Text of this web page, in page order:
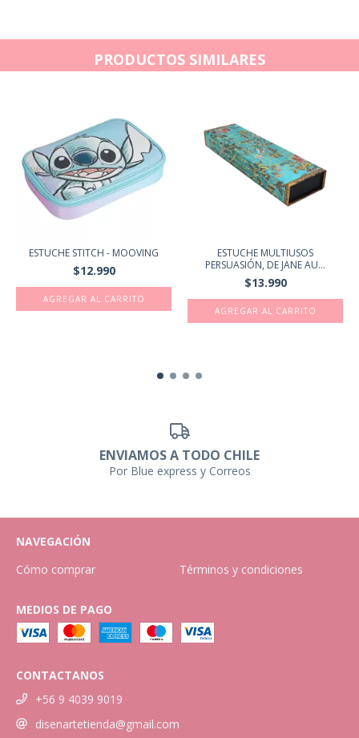
PRODUCTOS SIMILARES
ESTUCHE STITCH - MOOVING
$12.990
ESTUCHE MULTIUSOS
PERSUASIÓN, DE JANE AU...
$13.990
ENVIAMOS A TODO CHILE
Por Blue express y Correos
NAVEGACIÓN
Cómo comprar
Términos y condiciones
MEDIOS DE PAGO
CONTACTANOS
+56 9 4039 9019
disenartetienda@gmail.com